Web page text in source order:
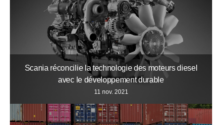
Scania réconcilie la technologie des moteurs diesel
avec le développement durable
11 nov. 2021